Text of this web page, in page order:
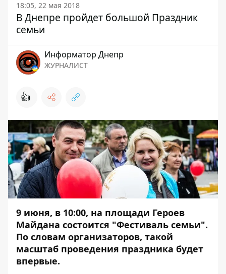
18:05, 22 мая 2018
В Днепре пройдет большой Праздник
семьи
Информатор Днепр
ЖУРНАЛИСТ
👍
9 июня, в 10:00, на площади Героев
Майдана состоится "Фестиваль семьи".
По словам организаторов, такой
масштаб проведения праздника будет
впервые.